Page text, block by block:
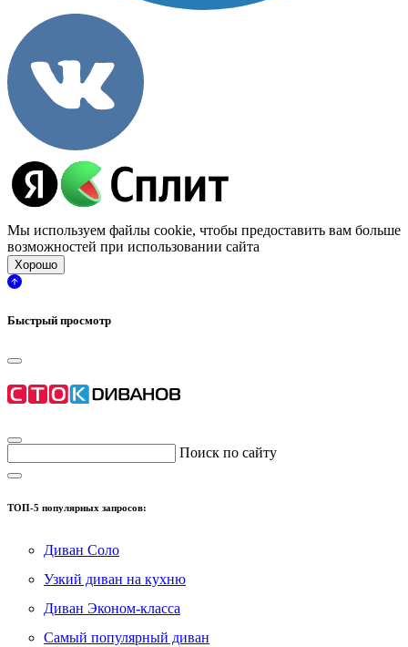
Мы используем файлы cookie, чтобы предоставить вам больше
возможностей при использовании сайта
Хорошо
Быстрый просмотр
Поиск по сайту
ТОП-5 популярных запросов:
Диван Соло
Узкий диван на кухню
Диван Эконом-класса
Самый популярный диван